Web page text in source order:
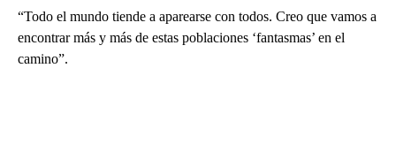
“Todo el mundo tiende a aparearse con todos. Creo que vamos a
encontrar más y más de estas poblaciones ‘fantasmas’ en el
camino”.